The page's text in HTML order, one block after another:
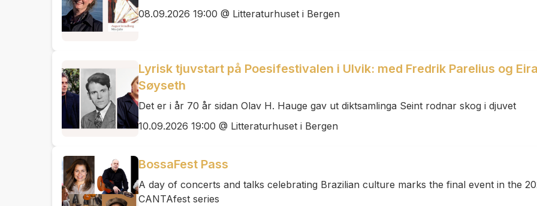
08.09.2026 19:00 @ Litteraturhuset i Bergen
Lyrisk tjuvstart på Poesifestivalen i Ulvik: med Fredrik Parelius og
Søyseth
Det er i år 70 år sidan Olav H. Hauge gav ut diktsamlinga Seint rodnar skog i djuvet
10.09.2026 19:00 @ Litteraturhuset i Bergen
BossaFest Pass
A day of concerts and talks celebrating Brazilian culture marks the final event in the
CANTAfest series